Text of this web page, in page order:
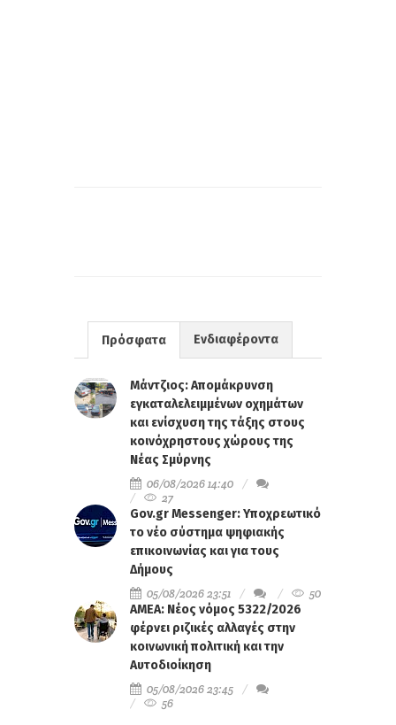
Πρόσφατα Ενδιαφέροντα
Μάντζιος: Απομάκρυνση
εγκαταλελειμμένων οχημάτων
και ενίσχυση της τάξης στους
κοινόχρηστους χώρους της
Νέας Σμύρνης
06/08/2026 14:40
27
Gov.gr Messenger: Υποχρεωτικό
το νέο σύστημα ψηφιακής
επικοινωνίας και για τους
Δήμους
05/08/2026 23:51
50
ΑΜΕΑ: Νέος νόμος 5322/2026
φέρνει ριζικές αλλαγές στην
κοινωνική πολιτική και την
Αυτοδιοίκηση
05/08/2026 23:45
56